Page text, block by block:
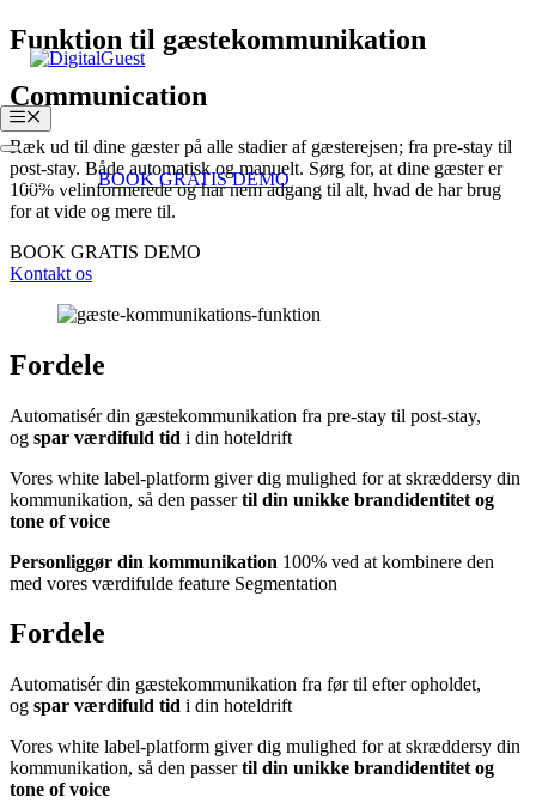
Hop
til
Menu
Login BOOK GRATIS DEMO
Funktion til gæstekommunikation
Communication
Ræk ud til dine gæster på alle stadier af gæsterejsen; fra pre-stay til
post-stay. Både automatisk og manuelt. Sørg for, at dine gæster er
100% velinformerede og har nem adgang til alt, hvad de har brug
for at vide og mere til.
BOOK GRATIS DEMO
Kontakt os
Fordele
Automatisér din gæstekommunikation fra pre-stay til post-stay,
og spar værdifuld tid i din hoteldrift
Vores white label-platform giver dig mulighed for at skræddersy din
kommunikation, så den passertil din unikke brandidentitet og
tone of voice
Personliggør din kommunikation 100% ved at kombinere den
med vores værdifulde feature Segmentation
Fordele
Automatisér din gæstekommunikation fra før til efter opholdet,
og spar værdifuld tid i din hoteldrift
Vores white label-platform giver dig mulighed for at skræddersy din
kommunikation, så den passertil din unikke brandidentitet og
tone of voice